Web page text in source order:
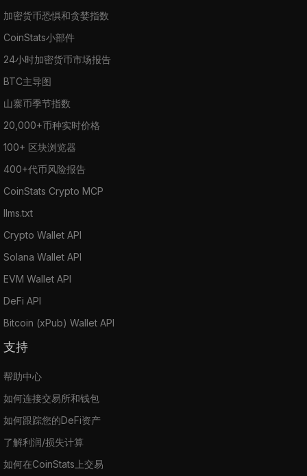
加密货币恐惧和贪婪指数
CoinStats小部件
24小时加密货币市场报告
BTC主导图
山寨币季节指数
20,000+币种实时价格
100+ 区块浏览器
400+代币风险报告
CoinStats Crypto MCP
llms.txt
Crypto Wallet API
Solana Wallet API
EVM Wallet API
DeFi API
Bitcoin (xPub) Wallet API
支持
帮助中心
如何连接交易所和钱包
如何跟踪您的DeFi资产
了解利润/损失计算
如何在CoinStats上交易